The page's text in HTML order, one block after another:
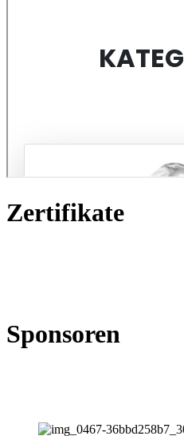
Zertifikate
Sponsoren